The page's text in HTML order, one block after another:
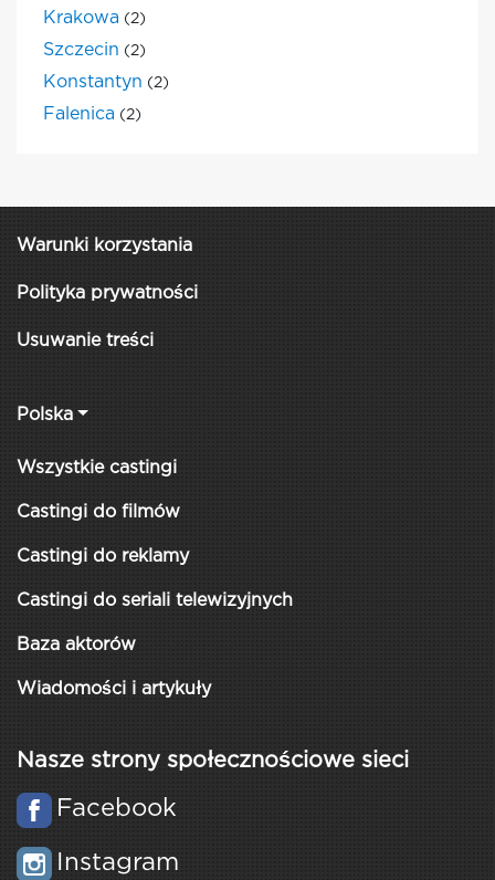
Krakowa (2)
Szczecin (2)
Konstantyn (2)
Falenica (2)
Warunki korzystania
Polityka prywatności
Usuwanie treści
Polska
Wszystkie castingi
Castingi do filmów
Castingi do reklamy
Castingi do seriali telewizyjnych
Baza aktorów
Wiadomości i artykuły
Nasze strony społecznościowe sieci
Facebook
Instagram